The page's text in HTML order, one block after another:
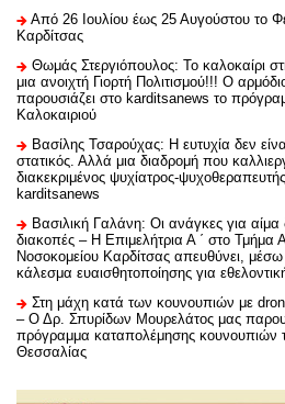
Από 26 Ιουλίου έως 25 Αυγούστου το
Καρδίτσας
Θωμάς Στεργιόπουλος: Το καλοκαίρι
μια ανοιχτή Γιορτή Πολιτισμού!!! Ο
παρουσιάζει στο karditsanews το
Καλοκαιριού
Βασίλης Τσαρούχας: Η ευτυχία δεν
στατικός. Αλλά μια διαδρομή που
διακεκριμένος ψυχίατρος-
karditsanews
Βασιλική Γαλάνη: Οι ανάγκες για
διακοπές – Η Επιμελήτρια Α ΄ στο Τμήμα
Νοσοκομείου Καρδίτσας απευθύνει,
κάλεσμα ευαισθητοποίησης για
Στη μάχη κατά των κουνουπιών με
– Ο Δρ. Σπυρίδων Μουρελάτος μας
πρόγραμμα καταπολέμησης κουνουπιών
Θεσσαλίας